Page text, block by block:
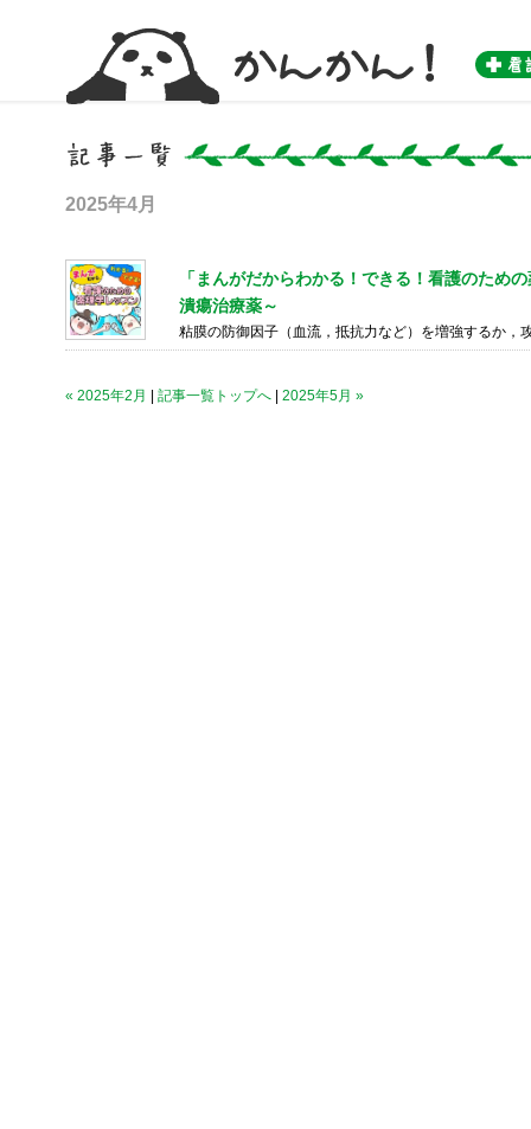
2025年4月
「まんがだからわかる！できる！看護のた
潰瘍治療薬～
粘膜の防御因子（血流，抵抗力など）を増強するか，
« 2025年2月 記事一覧トップへ 2025年5月 »